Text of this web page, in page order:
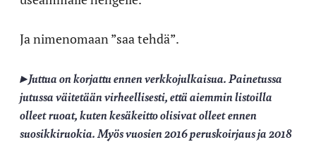
Ja nimenomaan ”saa tehdä”.
▸ Juttua on korjattu ennen verkkojulkaisua. Painetussa
jutussa väitetään virheellisesti, että aiemmin listoilla
olleet ruoat, kuten kesäkeitto olisivat olleet ennen
suosikkiruokia.Myös vuosien 2016 peruskoirjaus ja 2018